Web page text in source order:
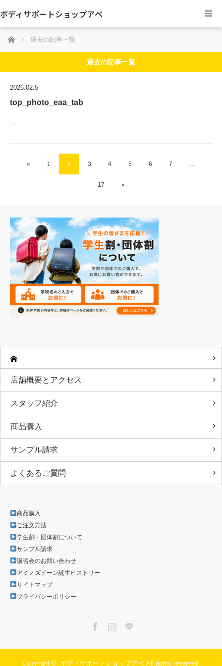
ボディサポートショップアベ
ホーム 過去の記事一覧
過去の記事一覧
2026.02.5
top_photo_eaa_tab
« 1 2 3 4 5 6 7 …
17 »
店舗概要とアクセス
スタッフ紹介
商品購入
サンプル請求
よくあるご質問
商品購入
ご注文方法
学生割・団体割について
サンプル請求
講習会のお問い合わせ
アミノズドーン誕生ヒストリー
サイトマップ
プライバシーポリシー
Copyright © ボディサポートショップアベAll rights reserved.